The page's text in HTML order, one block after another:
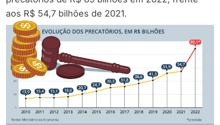
aos R$ 54,7 bilhões de 2021.